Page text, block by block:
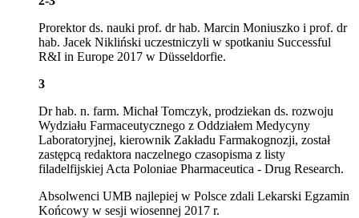
Prorektor ds. nauki prof. dr hab. Marcin Moniuszko i prof. dr
hab. Jacek Nikliński uczestniczyli w spotkaniu Successful
R&I in Europe 2017 w Düsseldorfie.
3
Dr hab. n. farm. Michał Tomczyk, prodziekan ds. rozwoju
Wydziału Farmaceutycznego z Oddziałem Medycyny
Laboratoryjnej, kierownik Zakładu Farmakognozji, został
zastępcą redaktora naczelnego czasopisma z listy
filadelfijskiej Acta Poloniae Pharmaceutica - Drug Research.
Absolwenci UMB najlepiej w Polsce zdali Lekarski Egzamin
Końcowy w sesji wiosennej 2017 r.